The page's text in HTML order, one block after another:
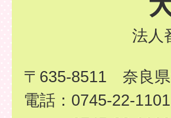
法人
〒635-8511 奈良県
電話：0745-22-1101